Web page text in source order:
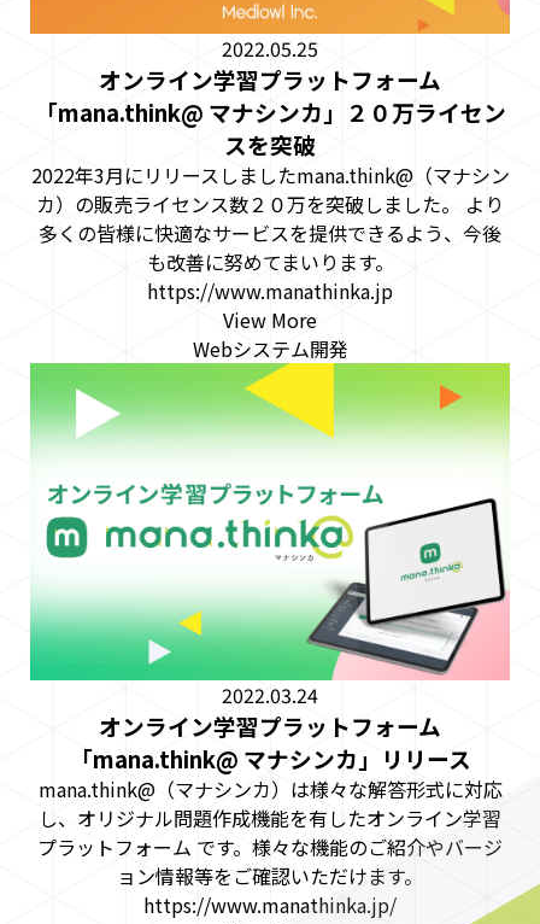
2022.05.25
オンライン学習プラットフォーム
「mana.think@ マナシンカ」２０万ライセン
スを突破
2022年3月にリリースしましたmana.think@（マナシン
カ）の販売ライセンス数２０万を突破しました。 より
多くの皆様に快適なサービスを提供できるよう、今後
も改善に努めてまいります。
https://www.manathinka.jp
View More
Webシステム開発
2022.03.24
オンライン学習プラットフォーム
「mana.think@ マナシンカ」リリース
mana.think@（マナシンカ）は様々な解答形式に対応
し、オリジナル問題作成機能を有したオンライン学習
プラットフォーム です。様々な機能のご紹介やバージ
ョン情報等をご確認いただけます。
https://www.manathinka.jp/